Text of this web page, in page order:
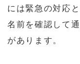
には緊急の対応
名前を確認して
があります。